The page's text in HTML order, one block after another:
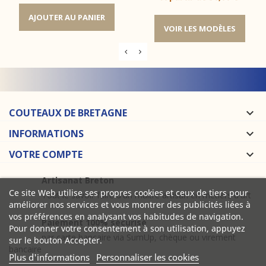
AJOUTER AU PANIER
VOIR LES MODÈLES
COUTEAUX DE BRETAGNE 
INFORMATIONS 
VOTRE COMPTE 
Ce site Web utilise ses propres cookies et ceux de tiers pour
améliorer nos services et vous montrer des publicités liées à
vos préférences en analysant vos habitudes de navigation.
Pour donner votre consentement à son utilisation, appuyez
sur le bouton Accepter.
Plus d'informations Personnaliser les cookies
Artisanat Breton
Tout le savoir faire d'un maître artisan en métiers d'art
Paiement 100% sécurisé
par carte bancaire via SumUp, chèque ou virement
bancaire